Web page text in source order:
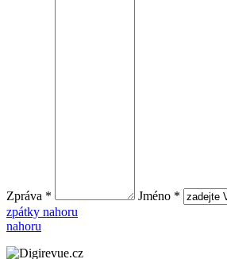
Zpráva * Jméno *
zpátky nahoru
nahoru